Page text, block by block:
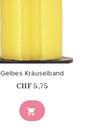

Gelbes Kräuselband
Price
CHF 5,75